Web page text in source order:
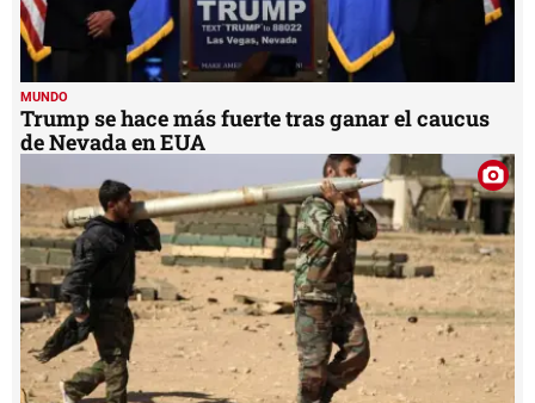
MUNDO
Trump se hace más fuerte tras ganar el caucus
de Nevada en EUA